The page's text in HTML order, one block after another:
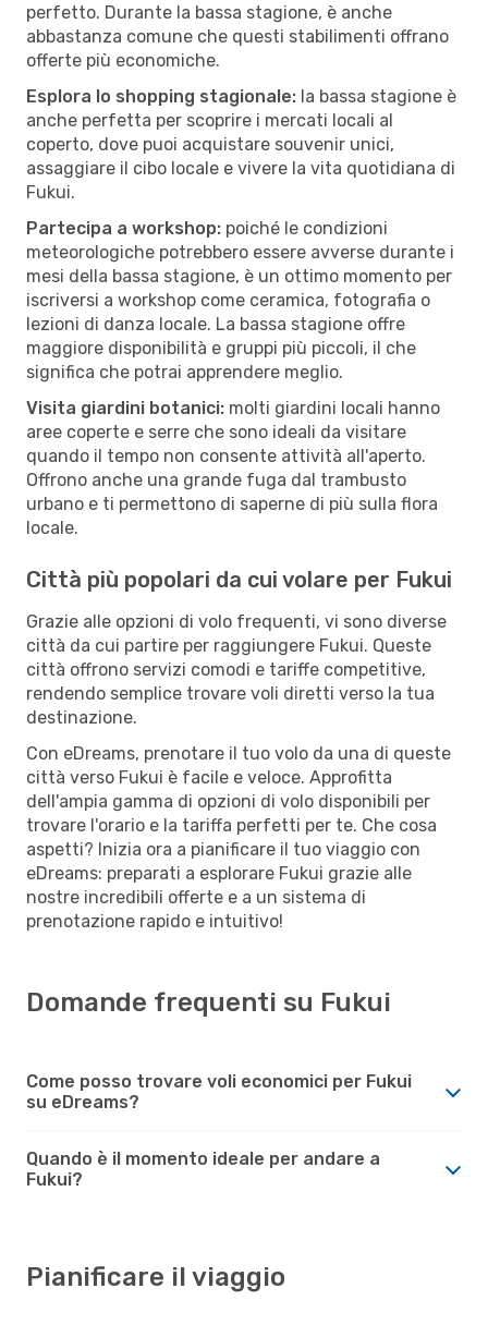
perfetto. Durante la bassa stagione, è anche
abbastanza comune che questi stabilimenti offrano
offerte più economiche.
Esplora lo shopping stagionale: la bassa stagione è
anche perfetta per scoprire i mercati locali al
coperto, dove puoi acquistare souvenir unici,
assaggiare il cibo locale e vivere la vita quotidiana di
Fukui.
Partecipa a workshop: poiché le condizioni
meteorologiche potrebbero essere avverse durante i
mesi della bassa stagione, è un ottimo momento per
iscriversi a workshop come ceramica, fotografia o
lezioni di danza locale. La bassa stagione offre
maggiore disponibilità e gruppi più piccoli, il che
significa che potrai apprendere meglio.
Visita giardini botanici: molti giardini locali hanno
aree coperte e serre che sono ideali da visitare
quando il tempo non consente attività all'aperto.
Offrono anche una grande fuga dal trambusto
urbano e ti permettono di saperne di più sulla flora
locale.
Città più popolari da cui volare per Fukui
Grazie alle opzioni di volo frequenti, vi sono diverse
città da cui partire per raggiungere Fukui. Queste
città offrono servizi comodi e tariffe competitive,
rendendo semplice trovare voli diretti verso la tua
destinazione.
Con eDreams, prenotare il tuo volo da una di queste
città verso Fukui è facile e veloce. Approfitta
dell'ampia gamma di opzioni di volo disponibili per
trovare l'orario e la tariffa perfetti per te. Che cosa
aspetti? Inizia ora a pianificare il tuo viaggio con
eDreams: preparati a esplorare Fukui grazie alle
nostre incredibili offerte e a un sistema di
prenotazione rapido e intuitivo!
Domande frequenti su Fukui
Come posso trovare voli economici per Fukui
su eDreams?
Quando è il momento ideale per andare a
Fukui?
Pianificare il viaggio